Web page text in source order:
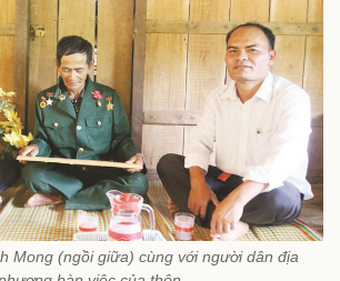
Mong (ngồi giữa) cùng với người dân địa